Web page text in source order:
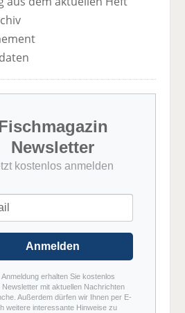
Newsletter
kostenlos anmelden
Anmelden
Anmeldung erhalten Sie kostenlos
Newsletter mit aktuellen Nachrichten
Außerdem dürfen wir Ihnen per E-
weitere interessante Hinweise zu